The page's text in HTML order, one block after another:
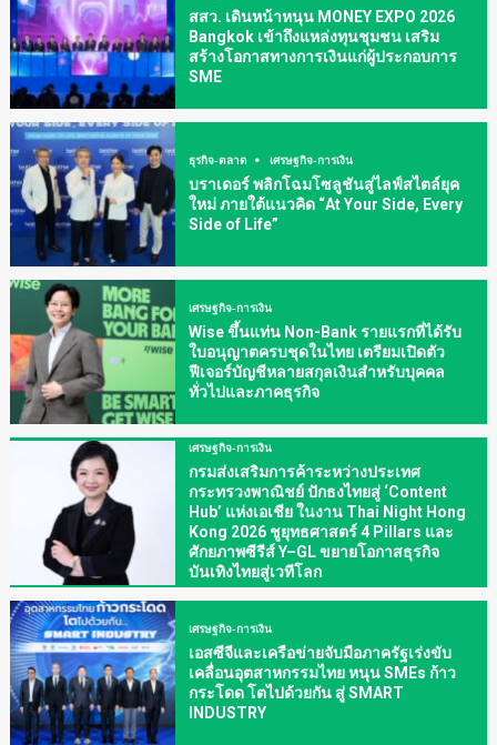
สสว. เดินหน้าหนุน MONEY EXPO 2026
Bangkok เข้าถึงแหล่งทุนชุมชน เสริม
สร้างโอกาสทางการเงินแก่ผู้ประกอบการ
SME
ธุรกิจ-ตลาด เศรษฐกิจ-การเงิน
บราเดอร์ พลิกโฉมโซลูชันสู่ไลฟ์สไตล์ยุค
ใหม่ ภายใต้แนวคิด “At Your Side, Every
Side of Life”
เศรษฐกิจ-การเงิน
Wise ขึ้นแท่น Non-Bank รายแรกที่ได้รับ
ใบอนุญาตครบชุดในไทย เตรียมเปิดตัว
ฟีเจอร์บัญชีหลายสกุลเงินสำหรับบุคคล
ทั่วไปและภาคธุรกิจ
เศรษฐกิจ-การเงิน
กรมส่งเสริมการค้าระหว่างประเทศ
กระทรวงพาณิชย์ ปักธงไทยสู่ ‘Content
Hub’ แห่งเอเชีย ในงาน Thai Night Hong
Kong 2026 ชูยุทธศาสตร์ 4 Pillars และ
ศักยภาพซีรีส์ Y–GL ขยายโอกาสธุรกิจ
บันเทิงไทยสู่เวทีโลก
เศรษฐกิจ-การเงิน
เอสซีจีและเครือข่ายจับมือภาครัฐเร่งขับ
เคลื่อนอุตสาหกรรมไทย หนุน SMEs ก้าว
กระโดด โตไปด้วยกัน สู่ SMART
INDUSTRY